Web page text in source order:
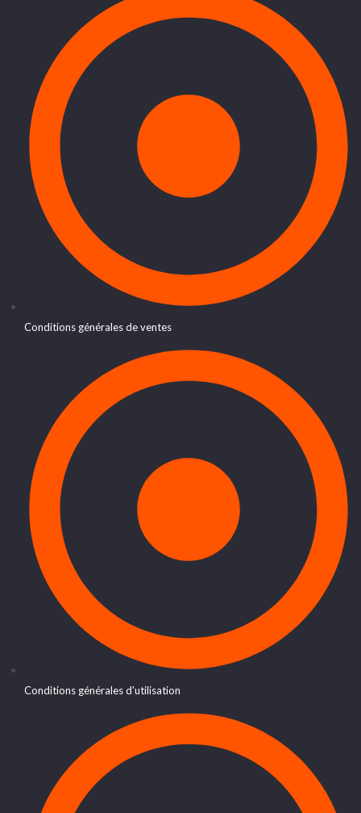
Conditions générales de ventes
Conditions générales d'utilisation